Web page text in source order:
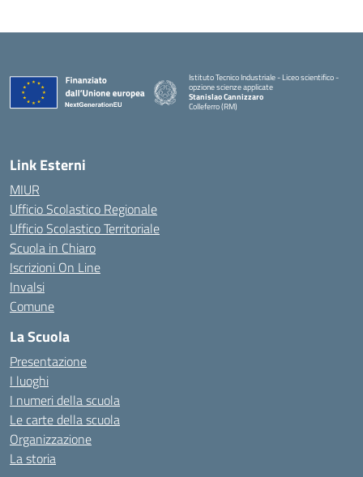
Istituto Tecnico Industriale - Liceo scientifico -
opzione scienze applicate
Stanislao Cannizzaro
Colleferro (RM)
Link Esterni
MIUR
Ufficio Scolastico Regionale
Ufficio Scolastico Territoriale
Scuola in Chiaro
Iscrizioni On Line
Invalsi
Comune
La Scuola
Presentazione
I luoghi
I numeri della scuola
Le carte della scuola
Organizzazione
La storia